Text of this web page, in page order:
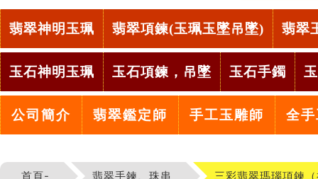
翡翠神明玉珮 翡翠項鍊(玉珮玉墜吊墜) 翡翠
玉石神明玉珮 玉石項鍊，吊墜 玉石手鐲
公司簡介 翡翠鑑定師 手工玉雕師 全
首頁- 翡翠手鍊、珠串 三彩翡翠瑪瑙項鍊